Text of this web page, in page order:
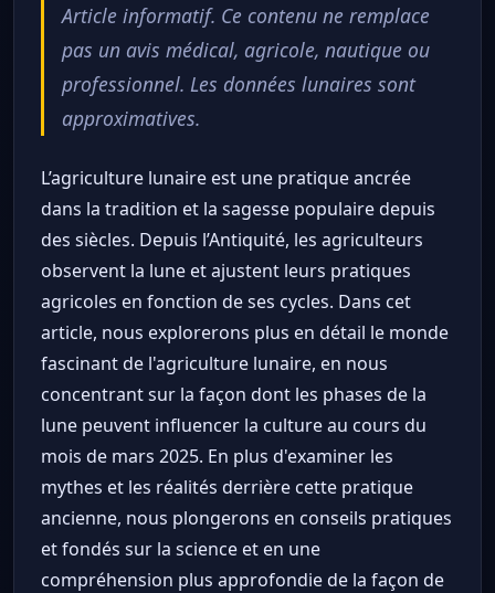
Article informatif. Ce contenu ne remplace
pas un avis médical, agricole, nautique ou
professionnel. Les données lunaires sont
approximatives.
L’agriculture lunaire est une pratique ancrée
dans la tradition et la sagesse populaire depuis
des siècles. Depuis l’Antiquité, les agriculteurs
observent la lune et ajustent leurs pratiques
agricoles en fonction de ses cycles. Dans cet
article, nous explorerons plus en détail le monde
fascinant de l'agriculture lunaire, en nous
concentrant sur la façon dont les phases de la
lune peuvent influencer la culture au cours du
mois de mars 2025. En plus d'examiner les
mythes et les réalités derrière cette pratique
ancienne, nous plongerons en conseils pratiques
et fondés sur la science et en une
compréhension plus approfondie de la façon de